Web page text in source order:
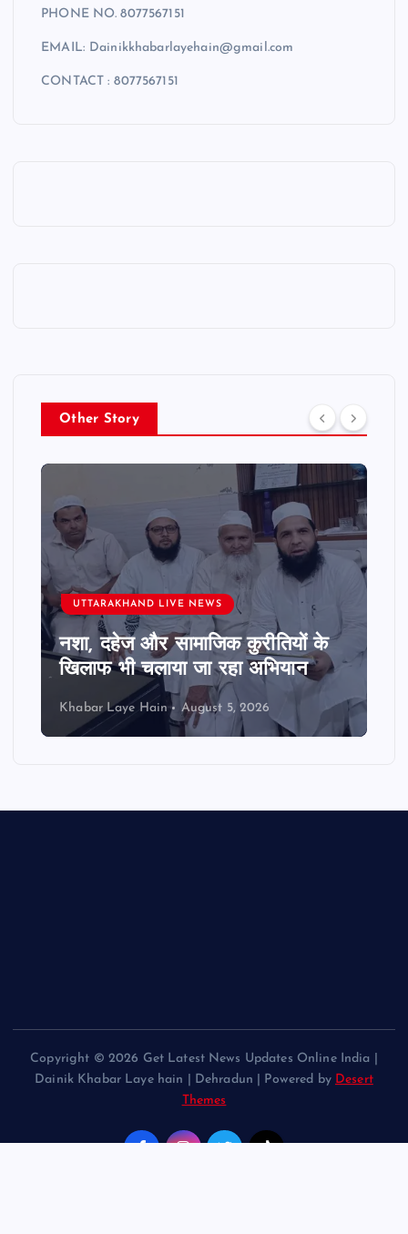
PHONE NO. 8077567151
EMAIL: Dainikkhabarlayehain@gmail.com
CONTACT : 8077567151
Other Story
UTTARAKHAND LIVE NEWS
नशा, दहेज और सामाजिक कुरीतियों के
खिलाफ भी चलाया जा रहा अभियान
Khabar Laye Hain August 5, 2026
Copyright © 2026 Get Latest News Updates Online India |
Dainik Khabar Laye hain | Dehradun | Powered by Desert
Themes